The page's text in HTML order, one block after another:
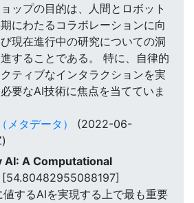
ップの目的は、人間とロボット
にわたるコラボレーションに向
現在進行中の研究についての洞
することである。 特に、自律的
ティブなインタラクションを実
要なAI技術に焦点を当てていま
メタデータ）
(2022-06-
A Computational
[54.80482955088197]
するAIを実現する上で最も重要